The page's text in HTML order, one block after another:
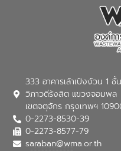
333 อาคารเล้าเป้งง้วน 1 ชั้
วิภาวดีรังสิต แขวงจอมพล
เขตจตุจักร กรุงเทพฯ
0-2273-8530-39
0-2273-8577-79
saraban@wma.or.th